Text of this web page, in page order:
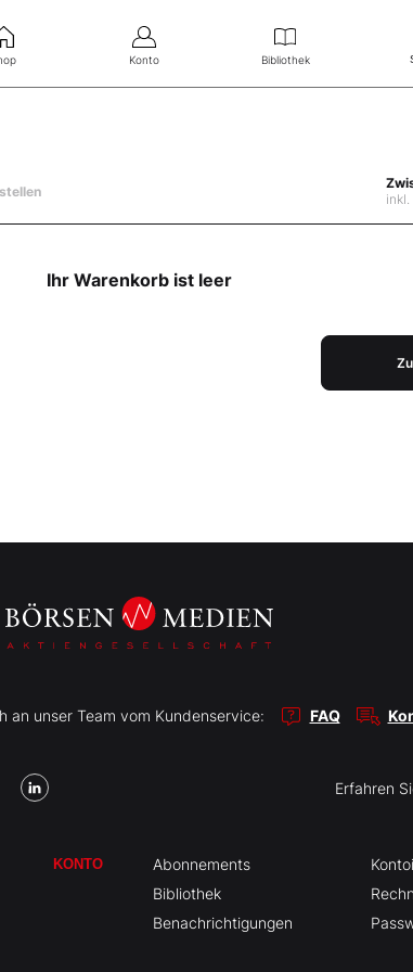
Konto Bibliothek
Ihr Warenkorb ist leer
an unser Team vom Kundenservice: FAQ
Erfahren
KONTO
Abonnements
Bibliothek
Benachrichtigungen